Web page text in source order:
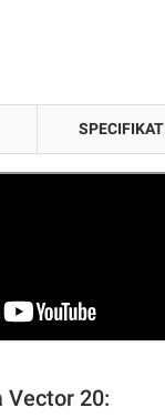
Vector 20: